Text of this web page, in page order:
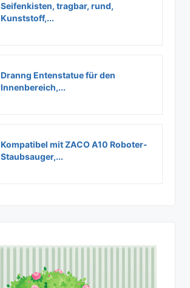
Seifenkisten, tragbar, rund,
Kunststoff,...
Dranng Entenstatue für den
Innenbereich,...
Kompatibel mit ZACO A10 Roboter-
Staubsauger,...